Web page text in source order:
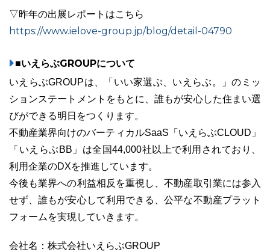
▽昨年の出展レポートはこちら
https://www.ielove-group.jp/blog/detail-04790
■いえらぶGROUPについて
いえらぶGROUPは、「いい家選ぶ、いえらぶ。」のミッ
ションステートメントをもとに、誰もが安心した住まい選
びができる明日をつくります。
不動産業界向けのバーティカルSaaS「いえらぶCLOUD」
「いえらぶBB」は全国44,000社以上で利用されており、
利用企業のDXを推進しています。
今後も業界への利益相反を重視し、不動産取引業には参入
せず、誰もが安心して利用できる、公平な不動産プラット
フォームを実現していきます。
会社名：株式会社いえらぶGROUP